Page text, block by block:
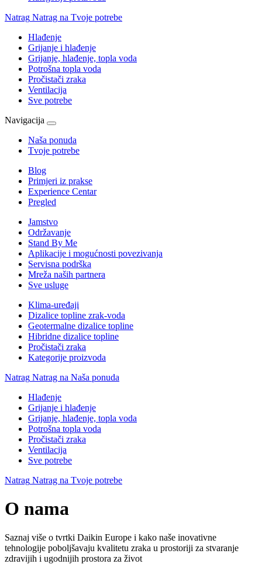
Natrag Natrag na Tvoje potrebe
Hlađenje
Grijanje i hlađenje
Grijanje, hlađenje, topla voda
Potrošna topla voda
Pročistači zraka
Ventilacija
Sve potrebe
Navigacija
Naša ponuda
Tvoje potrebe
Blog
Primjeri iz prakse
Experience Centar
Pregled
Jamstvo
Održavanje
Stand By Me
Aplikacije i mogućnosti povezivanja
Servisna podrška
Mreža naših partnera
Sve usluge
Klima-uređaji
Dizalice topline zrak-voda
Geotermalne dizalice topline
Hibridne dizalice topline
Pročistači zraka
Kategorije proizvoda
Natrag Natrag na Naša ponuda
Hlađenje
Grijanje i hlađenje
Grijanje, hlađenje, topla voda
Potrošna topla voda
Pročistači zraka
Ventilacija
Sve potrebe
Natrag Natrag na Tvoje potrebe
O nama
Saznaj više o tvrtki Daikin Europe i kako naše inovativne
tehnologije poboljšavaju kvalitetu zraka u prostoriji za stvaranje
zdravijih i ugodnijih prostora za život